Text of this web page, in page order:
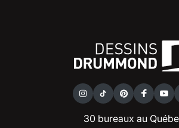
30 bureaux au